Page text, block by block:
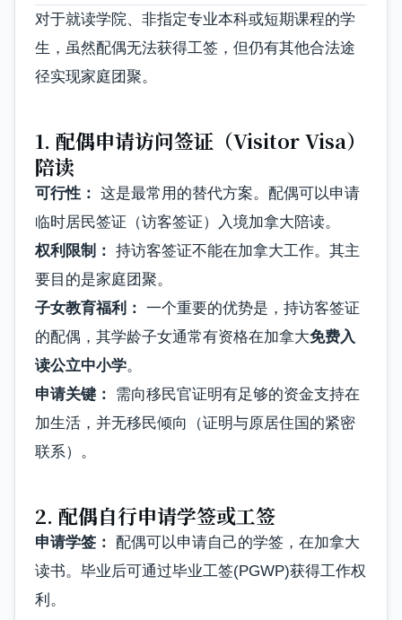
对于就读学院、非指定专业本科或短期课程的学
生，虽然配偶无法获得工签，但仍有其他合法途
径实现家庭团聚。
1. 配偶申请访问签证（Visitor Visa）
陪读
可行性： 这是最常用的替代方案。配偶可以申请
临时居民签证（访客签证）入境加拿大陪读。
权利限制： 持访客签证不能在加拿大工作。其主
要目的是家庭团聚。
子女教育福利： 一个重要的优势是，持访客签证
的配偶，其学龄子女通常有资格在加拿大免费入
读公立中小学。
申请关键：
需向移民官证明有足够的资金支持在
加生活，并无移民倾向（证明与原居住国的紧密
联系）。
2. 配偶自行申请学签或工签
申请学签： 配偶可以申请自己的学签，在加拿大
读书。毕业后可通过毕业工签(PGWP)获得工作权
利。